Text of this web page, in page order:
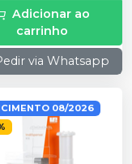
Adicionar ao
carrinho
via Whatsapp
08/2026